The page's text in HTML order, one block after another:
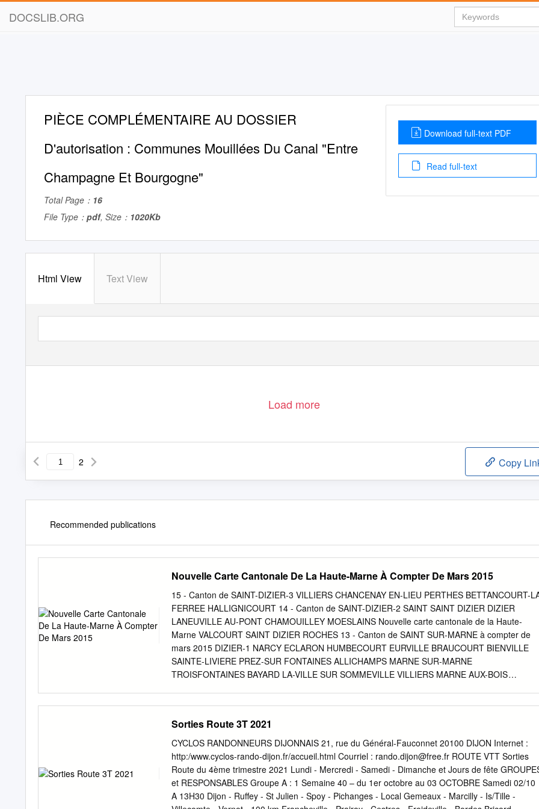
DOCSLIB.ORG
PIÈCE COMPLÉMENTAIRE AU DOSSIER
D'autorisation : Communes Mouillées Du Canal "Entre
Champagne Et Bourgogne"
Total Page： 16
File Type： pdf, Size： 1020Kb
Download full-text PDF
Read full-text
Html View Text View
Load more
2 Copy
Recommended publications
Nouvelle Carte Cantonale De La Haute-Marne À Compter De Mars 2015
15 - Canton de SAINT-DIZIER-3 VILLIERS CHANCENAY EN-LIEU PERTHES BETTANCOURT-
FERREE HALLIGNICOURT 14 - Canton de SAINT-DIZIER-2 SAINT SAINT DIZIER DIZIER
LANEUVILLE AU-PONT CHAMOUILLEY MOESLAINS Nouvelle carte cantonale de la Haute-
Marne VALCOURT SAINT DIZIER ROCHES 13 - Canton de SAINT SUR-MARNE à compter de
mars 2015 DIZIER-1 NARCY ECLARON HUMBECOURT EURVILLE BRAUCOURT BIENVILLE
SAINTE-LIVIERE PREZ-SUR FONTAINES ALLICHAMPS MARNE SUR-MARNE
TROISFONTAINES BAYARD LA-VILLE SUR SOMMEVILLE VILLIERS MARNE AUX-BOIS
SAUDRON VOILLECOMTE CUREL EFFINCOURT WASSY BROUSSEVAL MAIZIERES
VALLERET CHATONRUPT AUTIGNY-LE PUELLEMONTIER SOMMERMONT PETIT PANSEY
MONTREUIL MONTIER FAYS AUTIGNY GILLAUME EN-DER SUR-BLAISE LE-GRAND VAUX-
SUR DOMBLAIN LANEUVILLE THONNANCE-LES MONTREUIL ECHENAY CIRFONTAINES 17 -
Canton de WASSY A-REMY BLAISE VECQUEVILLE JOINVILLE SUR EN-ORNOIS
SOMMERMONT THONNANCE AINGOULAINCOURT LONGEVILLE BAILLY-AUX RACHECOURT
GUINDRECOURT SUR-LA ROBERT CEFFONDS FORGES SUZEMONT AUX-ORMES
Sorties Route 3T 2021
CYCLOS RANDONNEURS DIJONNAIS 21, rue du Général-Fauconnet 20100 DIJON Internet :
http:/www.cyclos-rando-dijon.fr/accueil.html Courriel : rando.dijon@free.fr ROUTE VTT Sorties
Route du 4ème trimestre 2021 Lundi - Mercredi - Samedi - Dimanche et Jours de fête
et RESPONSABLES Groupe A : 1 Semaine 40 – du 1er octobre au 03 OCTOBRE Samedi 02/10
A 13H30 Dijon - Ruffey - St Julien - Spoy - Pichanges - Local Gemeaux - Marcilly - Is/Tille -